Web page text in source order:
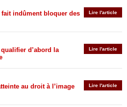
Lire l'article
indûment bloquer des
Lire l'article
d’abord la
Lire l'article
au droit à l’image